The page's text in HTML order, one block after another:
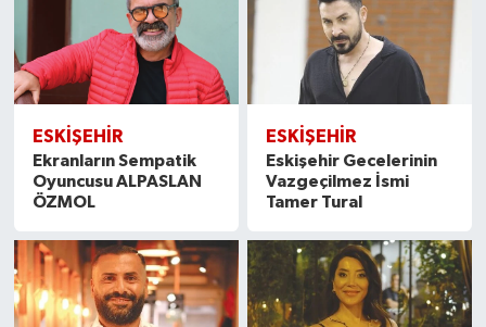
ESKİŞEHİR
Ekranların Sempatik
Oyuncusu ALPASLAN
ÖZMOL
ESKİŞEHİR
Eskişehir Gecelerinin
Vazgeçilmez İsmi
Tamer Tural